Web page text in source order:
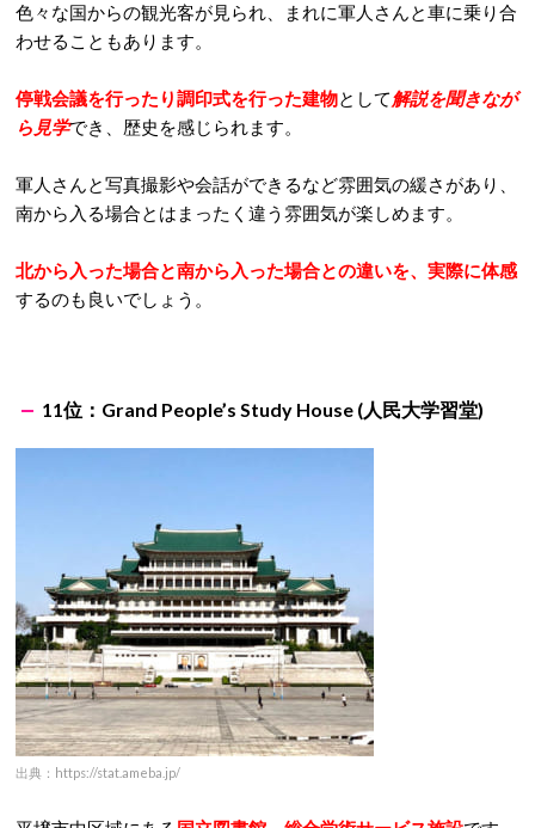
色々な国からの観光客が見られ、まれに軍人さんと車に乗り合
わせることもあります。
停戦会議を行ったり調印式を行った建物として解説を聞きなが
ら見学でき、歴史を感じられます。
軍人さんと写真撮影や会話ができるなど雰囲気の緩さがあり、
南から入る場合とはまったく違う雰囲気が楽しめます。
北から入った場合と南から入った場合との違いを、実際に体感
するのも良いでしょう。
11位：Grand People’s Study House (人民大学習堂)
出典：https://stat.ameba.jp/